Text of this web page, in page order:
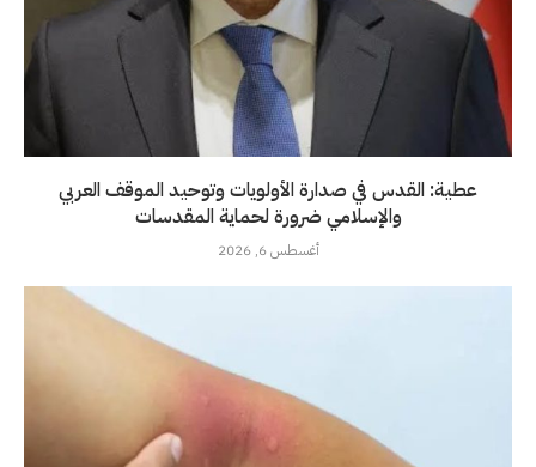
عطية: القدس في صدارة الأولويات وتوحيد الموقف العربي
والإسلامي ضرورة لحماية المقدسات
أغسطس 6, 2026